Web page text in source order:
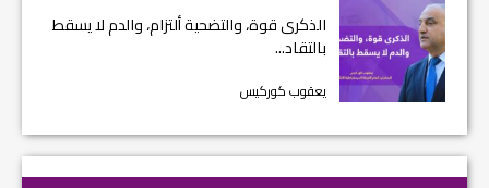
الذكرى قوة، والتضحية ألتزام، والدم لا يسقط
بالتقاد...
يعقوب كوركيس